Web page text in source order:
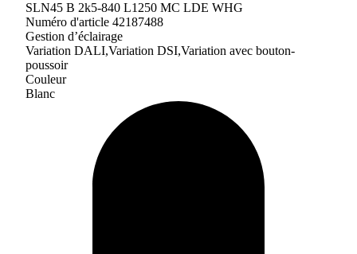
SLN45 B 2k5-840 L1250 MC LDE WHG
Numéro d'article 42187488
Gestion d’éclairage
Variation DALI,Variation DSI,Variation avec bouton-
poussoir
Couleur
Blanc